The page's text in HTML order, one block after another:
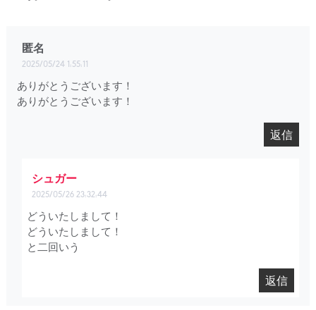
匿名
2025/05/24 1:55:11
ありがとうございます！
ありがとうございます！
返信
シュガー
2025/05/26 23:32:44
どういたしまして！
どういたしまして！
と二回いう
返信